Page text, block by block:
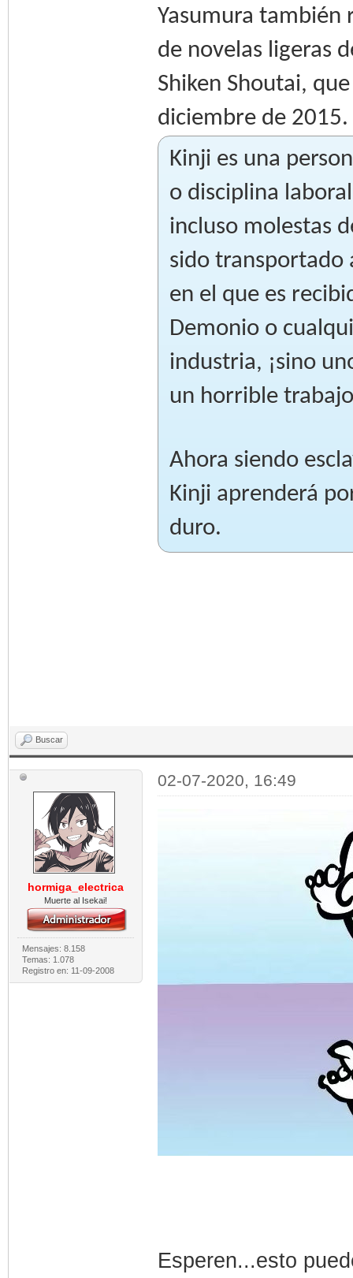
Yasumura también
de novelas ligeras
Shiken Shoutai,
diciembre de 2015.
Kinji es una
o disciplina
incluso molestas
sido transportado
en el que es
Demonio o
industria, ¡sino
un horrible
Ahora siendo
Kinji aprenderá
duro.
Buscar
hormiga_electrica
Muerte al Isekai!
Mensajes: 8.158
Temas: 1.078
Registro en: 11-09-2008
02-07-2020, 16:49
Esperen...esto